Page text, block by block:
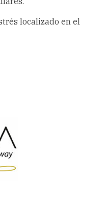
localizado en el